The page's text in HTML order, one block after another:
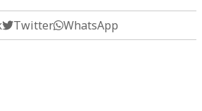
Twitter WhatsApp